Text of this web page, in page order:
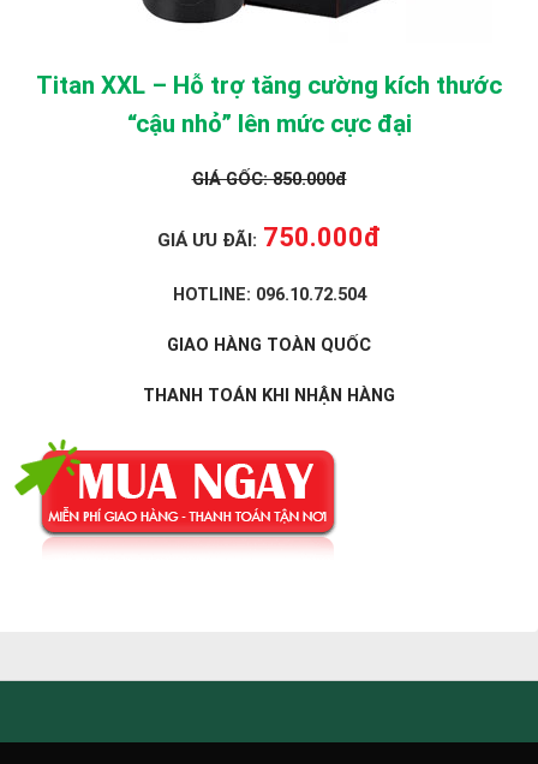
Titan XXL – Hỗ trợ tăng cường kích thước
“cậu nhỏ” lên mức cực đại
GIÁ GỐC: 850.000đ
GIÁ ƯU ĐÃI: 750.000đ
HOTLINE: 096.10.72.504
GIAO HÀNG TOÀN QUỐC
THANH TOÁN KHI NHẬN HÀNG